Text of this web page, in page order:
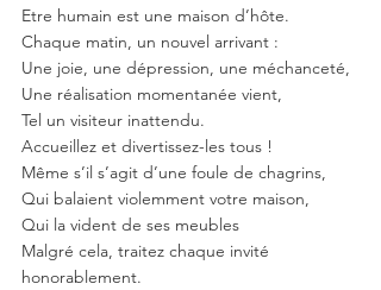
Etre humain est une maison d’hôte.
Chaque matin, un nouvel arrivant :
Une joie, une dépression, une méchanceté,
Une réalisation momentanée vient,
Tel un visiteur inattendu.
Accueillez et divertissez-les tous !
Même s’il s’agit d’une foule de chagrins,
Qui balaient violemment votre maison,
Qui la vident de ses meubles
Malgré cela, traitez chaque invité
honorablement.